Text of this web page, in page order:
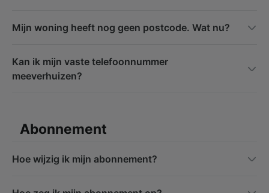
Mijn woning heeft nog geen postcode. Wat nu?
Kan ik mijn vaste telefoonnummer
meeverhuizen?
Abonnement
Hoe wijzig ik mijn abonnement?